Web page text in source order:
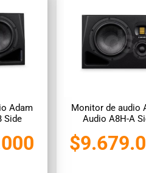
Adam
Side
Monitor de audio
Audio A8H-A
$